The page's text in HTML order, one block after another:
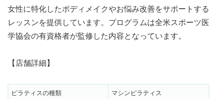
女性に特化したボディメイクやお悩み改善をサポートする
レッスンを提供しています。プログラムは全米スポーツ医
学協会の有資格者が監修した内容となっています。
【店舗詳細】
ピラティスの種類 マシンピラティス